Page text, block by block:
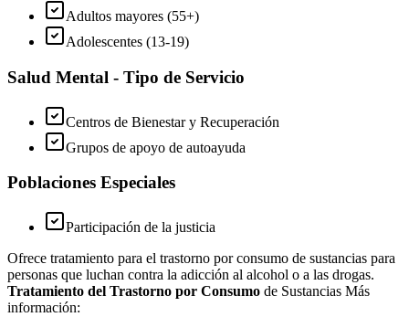
Adultos mayores (55+)
Adolescentes (13-19)
Salud Mental - Tipo de Servicio
Centros de Bienestar y Recuperación
Grupos de apoyo de autoayuda
Poblaciones Especiales
Participación de la justicia
Ofrece tratamiento para el trastorno por consumo de sustancias para
personas que luchan contra la adicción al alcohol o a las drogas.
Tratamiento del Trastorno por Consumo de Sustancias Más
información: